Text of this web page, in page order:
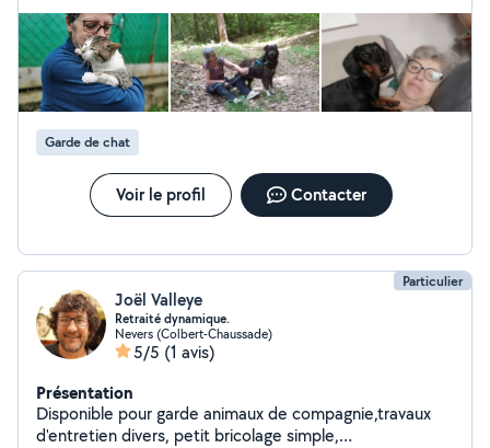
Garde de chat
Voir le profil Contacter
Particulier
Joël Valleye
Retraité dynamique.
Nevers (Colbert-Chaussade)
5/5 (1 avis)
Présentation
Disponible pour garde animaux de compagnie,travaux
d'entretien divers, petit bricolage simple,